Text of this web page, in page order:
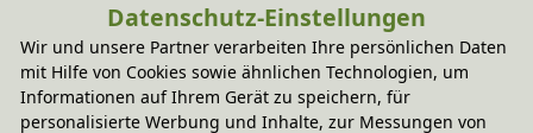
129,95 €
Datenschutz-Einstellungen
Wir und unsere Partner verarbeiten Ihre persönlichen Daten
mit Hilfe von Cookies sowie ähnlichen Technologien, um
Informationen auf Ihrem Gerät zu speichern, für
personalisierte Werbung und Inhalte, zur Messungen von